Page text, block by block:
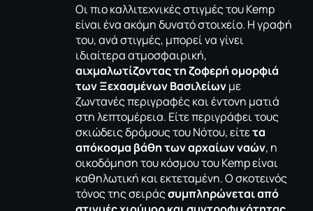
Οι πιο καλλιτεχνικές στιγμές του Kemp
είναι ένα ακόμη δυνατό στοιχείο. Η γραφή
του, ανά στιγμές, μπορεί να γίνει
ιδιαίτερα ατμοσφαιρική,
αιχμαλωτίζοντας τη ζοφερή ομορφιά
των Ξεχασμένων Βασιλείωνμε
ζωντανές περιγραφές και έντονη ματιά
στη λεπτομέρεια. Είτε περιγράφει τους
σκιώδεις δρόμους του Νότου, είτετα
απόκοσμα βάθη των αρχαίων ναών, η
οικοδόμηση του κόσμου του Kemp είναι
καθηλωτική και εκτεταμένη. Ο σκοτεινός
τόνος της σειράςσυμπληρώνεται από